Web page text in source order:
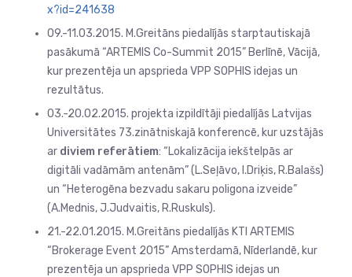
x?id=241638
09.-11.03.2015. M.Greitāns piedalījās starptautiskajā
pasākumā “ARTEMIS Co-Summit 2015” Berlīnē, Vācijā,
kur prezentēja un apsprieda VPP SOPHIS idejas un
rezultātus.
03.-20.02.2015. projekta izpildītāji piedalījās Latvijas
Universitātes 73.zinātniskajā konferencē, kur uzstājās
ar diviem referātiem: “Lokalizācija iekštelpās ar
digitāli vadāmām antenām” (L.Seļāvo, I.Driķis, R.Balašs)
un “Heterogēna bezvadu sakaru poligona izveide”
(A.Mednis, J.Judvaitis, R.Ruskuls).
21.-22.01.2015. M.Greitāns piedalījās KTI ARTEMIS
“Brokerage Event 2015” Amsterdamā, Nīderlandē, kur
prezentēja un apsprieda VPP SOPHIS idejas un